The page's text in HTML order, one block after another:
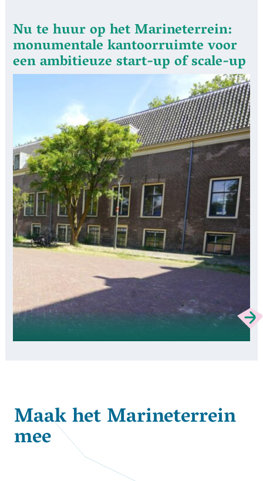
Nu te huur op het Marineterrein:
monumentale kantoorruimte voor
een ambitieuze start-up of scale-up
Maak het Marineterrein
mee